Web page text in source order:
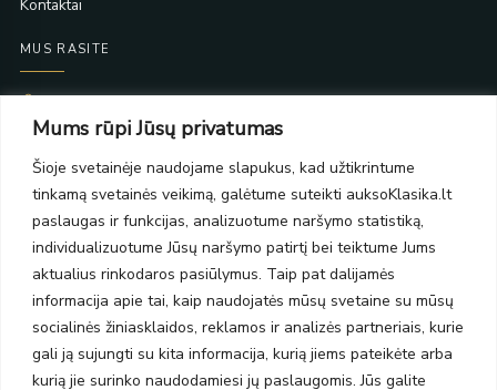
Mums rūpi Jūsų privatumas
Šioje svetainėje naudojame slapukus, kad užtikrintume
tinkamą svetainės veikimą, galėtume suteikti auksoKlasika.lt
paslaugas ir funkcijas, analizuotume naršymo statistiką,
individualizuotume Jūsų naršymo patirtį bei teiktume Jums
aktualius rinkodaros pasiūlymus. Taip pat dalijamės
informacija apie tai, kaip naudojatės mūsų svetaine su mūsų
socialinės žiniasklaidos, reklamos ir analizės partneriais, kurie
gali ją sujungti su kita informacija, kurią jiems pateikėte arba
kurią jie surinko naudodamiesi jų paslaugomis. Jūs galite
Kontaktai
MUS RASITE
PC Molas, Klaipėda
PC BIG 2, Klaipėda
Šilutės pl. 35
PC Banginis, Klaipėda
NAUJIENLAIŠKIS
Prenumeruokite ir gaukite pasiūlymus, naujienas bei riboto
leidimo kolekcijas.